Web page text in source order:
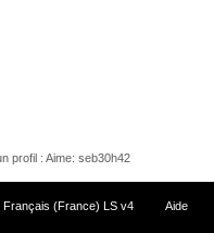
profil : Aime: seb30h42
Français (France) LS v4 Aide